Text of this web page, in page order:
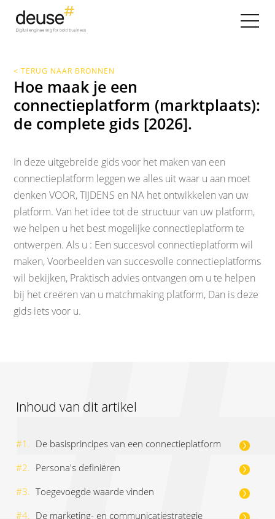
< TERUG NAAR BRONNEN
Hoe maak je een
connectieplatform (marktplaats):
de complete gids [2026].
In deze uitgebreide gids voor het maken van een
connectieplatform leggen we alles uit waar u aan moet
denken VOOR, TIJDENS en NA het ontwikkelen van uw
platform. Van het idee tot de structuur van uw platform,
we helpen u het best mogelijke connectieplatform te
ontwerpen. Als u : Een succesvol connectieplatform wil
maken, Voorbeelden van succesvolle connectieplatforms
wil bekijken, Praktisch advies ontvangen om u te helpen
bij het creëren van u matchmaking platform, Dan is deze
gids iets voor u.
Inhoud van dit artikel
#1. De basisprincipes van een connectieplatform
#2. Persona's definiëren
#3. Toegevoegde waarde vinden
#4. De marketing- en communicatiestrategie